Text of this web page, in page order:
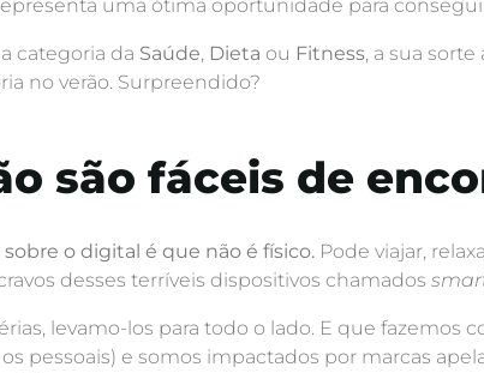
uma ótima oportunidade para
categoria da Saúde, Dieta ou Fitness, a sua
no verão. Surpreendido?
são fáceis de
o digital é que não é físico. Pode viajar,
desses terríveis dispositivos chamados
levamo-los para todo o lado. E que fazemos
pessoais) e somos impactados por marcas